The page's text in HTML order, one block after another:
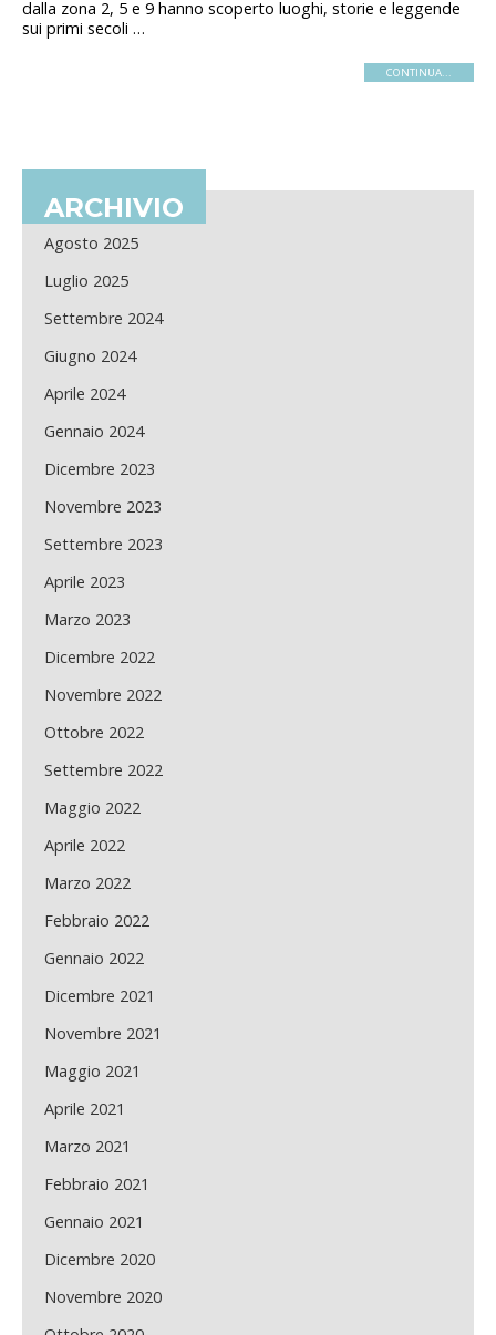
dalla zona 2, 5 e 9 hanno scoperto luoghi, storie e leggende
sui primi secoli …
CONTINUA...
ARCHIVIO
Agosto 2025
Luglio 2025
Settembre 2024
Giugno 2024
Aprile 2024
Gennaio 2024
Dicembre 2023
Novembre 2023
Settembre 2023
Aprile 2023
Marzo 2023
Dicembre 2022
Novembre 2022
Ottobre 2022
Settembre 2022
Maggio 2022
Aprile 2022
Marzo 2022
Febbraio 2022
Gennaio 2022
Dicembre 2021
Novembre 2021
Maggio 2021
Aprile 2021
Marzo 2021
Febbraio 2021
Gennaio 2021
Dicembre 2020
Novembre 2020